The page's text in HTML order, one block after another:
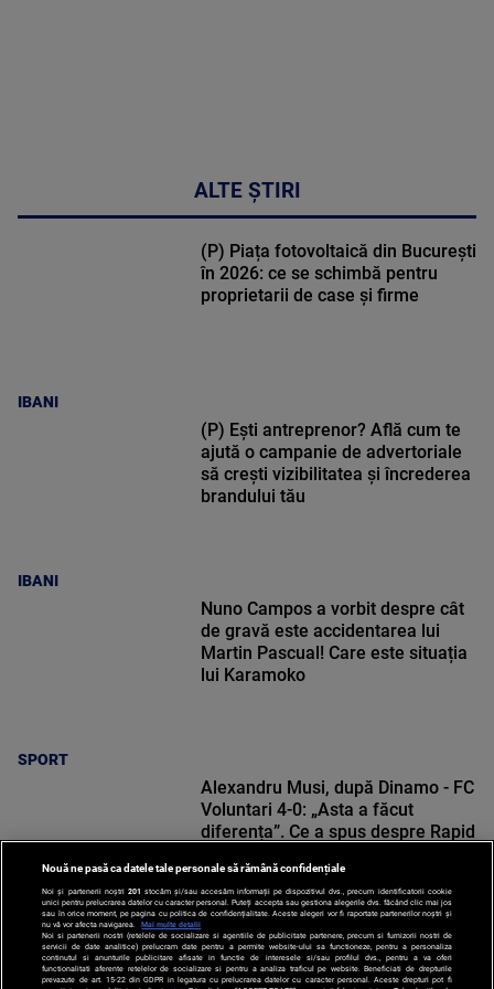
ALTE ȘTIRI
IBANI
(P) Piața fotovoltaică din București
în 2026: ce se schimbă pentru
proprietarii de case și firme
IBANI
(P) Ești antreprenor? Află cum te
ajută o campanie de advertoriale
să crești vizibilitatea și încrederea
brandului tău
SPORT
Nuno Campos a vorbit despre cât
de gravă este accidentarea lui
Martin Pascual! Care este situația
lui Karamoko
SPORT
Alexandru Musi, după Dinamo - FC
Voluntari 4-0: „Asta a făcut
diferența”. Ce a spus despre Rapid
Nouă ne pasă ca datele tale personale să rămână confidențiale
Noi și partenerii noștri 201 stocăm și/sau accesăm informații pe dispozitivul dvs., precum identificatorii cookie
unici pentru prelucrarea datelor cu caracter personal. Puteți accepta sau gestiona alegerile dvs. făcând clic mai jos
sau în orice moment, pe pagina cu politica de confidențialitate. Aceste alegeri vor fi raportate partenerilor noștri și
nu vă vor afecta navigarea.
Mai multe detalii
Noi si partenerii nostri (retelele de socializare si agentiile de publicitate partenere, precum si furnizorii nostri de
servicii de date analitice) prelucram date pentru a permite website-ului sa functioneze, pentru a personaliza
continutul si anunturile publicitare afisate in functie de interesele si/sau profilul dvs., pentru a va oferi
functionalitati aferente retelelor de socializare si pentru a analiza traficul pe website. Beneficiati de drepturile
prevazute de art. 15-22 din GDPR in legatura cu prelucrarea datelor cu caracter personal. Aceste drepturi pot fi